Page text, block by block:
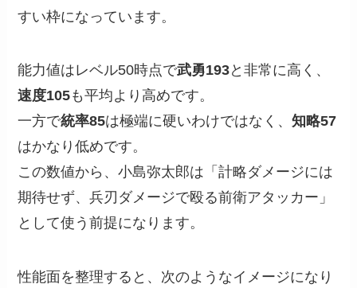
すい枠になっています。
能力値はレベル50時点で武勇193と非常に高く、
速度105も平均より高めです。
一方で統率85は極端に硬いわけではなく、知略57
はかなり低めです。
この数値から、小島弥太郎は「計略ダメージには
期待せず、兵刃ダメージで殴る前衛アタッカー」
として使う前提になります。
性能面を整理すると、次のようなイメージになり